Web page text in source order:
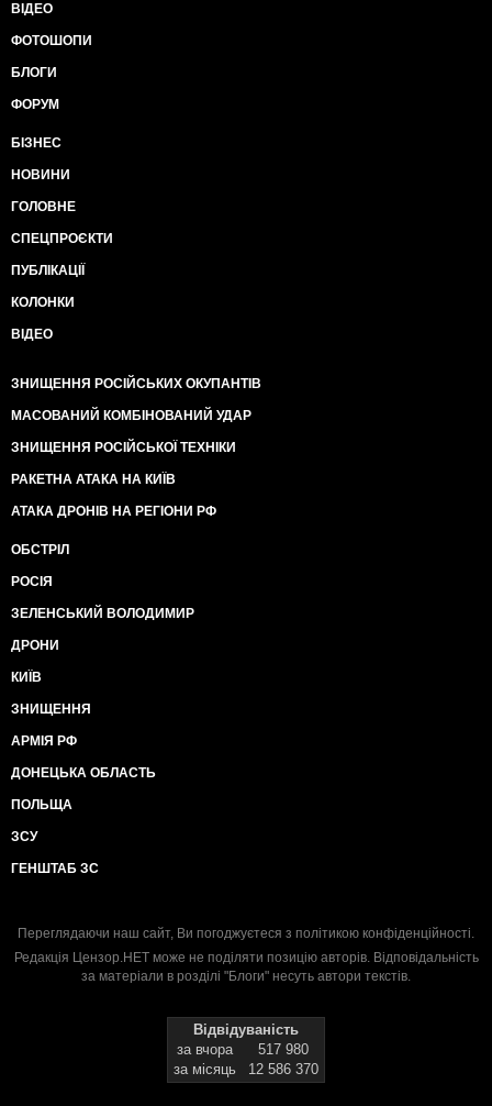
ВІДЕО
ФОТОШОПИ
БЛОГИ
ФОРУМ
БІЗНЕС
НОВИНИ
ГОЛОВНЕ
СПЕЦПРОЄКТИ
ПУБЛІКАЦІЇ
КОЛОНКИ
ВІДЕО
ЗНИЩЕННЯ РОСІЙСЬКИХ ОКУПАНТІВ
МАСОВАНИЙ КОМБІНОВАНИЙ УДАР
ЗНИЩЕННЯ РОСІЙСЬКОЇ ТЕХНІКИ
РАКЕТНА АТАКА НА КИЇВ
АТАКА ДРОНІВ НА РЕГІОНИ РФ
ОБСТРІЛ
РОСІЯ
ЗЕЛЕНСЬКИЙ ВОЛОДИМИР
ДРОНИ
КИЇВ
ЗНИЩЕННЯ
АРМІЯ РФ
ДОНЕЦЬКА ОБЛАСТЬ
ПОЛЬЩА
ЗСУ
ГЕНШТАБ ЗС
Переглядаючи наш сайт, Ви погоджуєтеся з політикою конфіденційності.
Редакція Цензор.НЕТ може не поділяти позицію авторів. Відповідальність
за матеріали в розділі "Блоги" несуть автори текстів.
Відвідуваність
за вчора
517 980
за місяць
12 586 370